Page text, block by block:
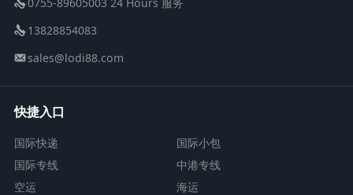
13828854083
sales@lodi88.com
快捷入口
国际快递
国际小包
国际专线
中港专线
空运
海运